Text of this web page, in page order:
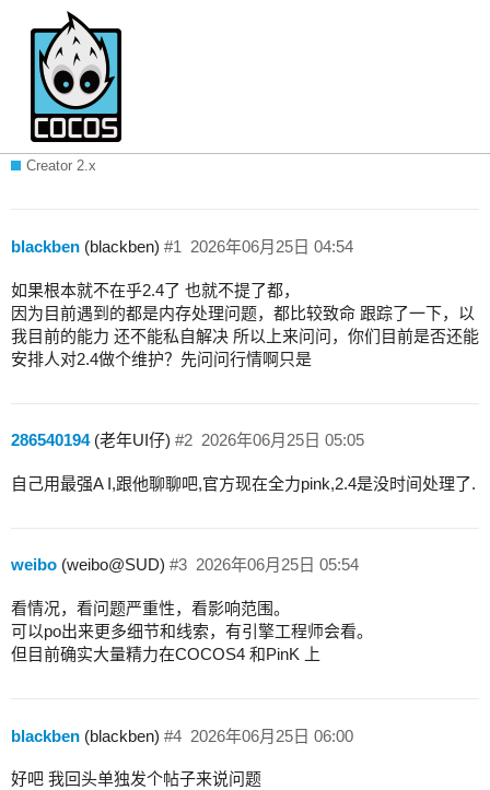
问问官方，2.4还有人维护吗？遇到的问题
是否还能解决？
Creator 2.x
blackben (blackben) 2026年06月25日 04:54
#1
如果根本就不在乎2.4了 也就不提了都，
因为目前遇到的都是内存处理问题，都比较致命 跟踪了一下，以
我目前的能力 还不能私自解决 所以上来问问，你们目前是否还能
安排人对2.4做个维护？先问问行情啊只是
286540194(老年UI仔) 2026年06月25日 05:05
#2
自己用最强A I,跟他聊聊吧,官方现在全力pink,2.4是没时间处理了.
weibo (weibo@SUD) 2026年06月25日 05:54
#3
看情况，看问题严重性，看影响范围。
可以po出来更多细节和线索，有引擎工程师会看。
但目前确实大量精力在COCOS4 和PinK 上
blackben (blackben) 2026年06月25日 06:00
#4
好吧 我回头单独发个帖子来说问题